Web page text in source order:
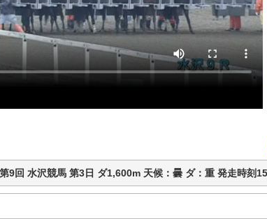
9回 水沢競馬 第3日 ダ1,600m 天候：曇 ダ：重 発走時